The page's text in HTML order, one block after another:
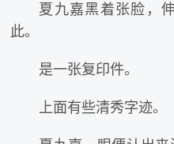
夏九嘉黑着张脸，
此。
是一张复印件。
上面有些清秀字迹。